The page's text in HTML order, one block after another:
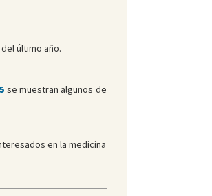
último año.
se muestran algunos de
en la medicina